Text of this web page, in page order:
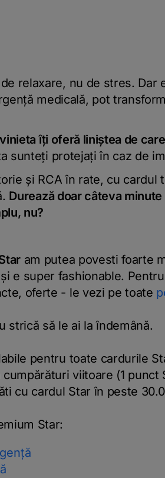
relaxare, nu de stres. Dar
medicală, pot
îți oferă liniștea de
sunteți protejați în caz de
și RCA în rate, cu cardul
Durează doar câteva
nu?
am putea povesti foarte
e super fashionable.
oferte - le vezi pe toate
strică să le ai la îndemână.
pentru toate cardurile
viitoare (1 punct
cu cardul Star în peste
Star: